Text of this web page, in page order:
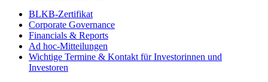
BLKB-Zertifikat
Corporate Governance
Financials & Reports
Ad hoc-Mitteilungen
Wichtige Termine & Kontakt für Investorinnen und
Investoren